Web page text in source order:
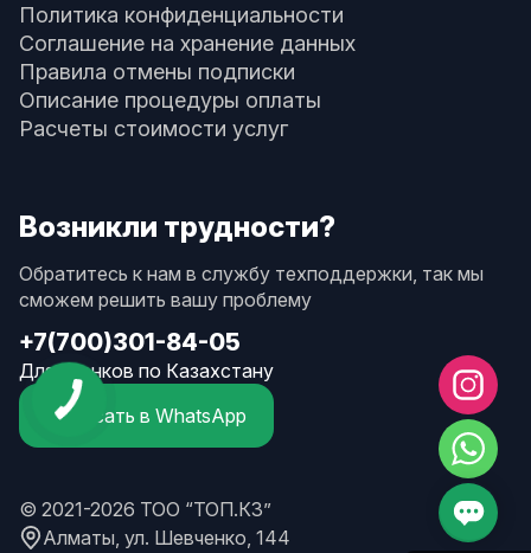
Политика конфиденциальности
Соглашение на хранение данных
Правила отмены подписки
Описание процедуры оплаты
Расчеты стоимости услуг
Возникли трудности?
Обратитесь к нам в службу техподдержки, так мы
сможем решить вашу проблему
+7(700)301-84-05
Для звонков по Казахстану
Написать в WhatsApp
© 2021-2026 ТОО “ТОП.КЗ”
Алматы, ул. Шевченко, 144